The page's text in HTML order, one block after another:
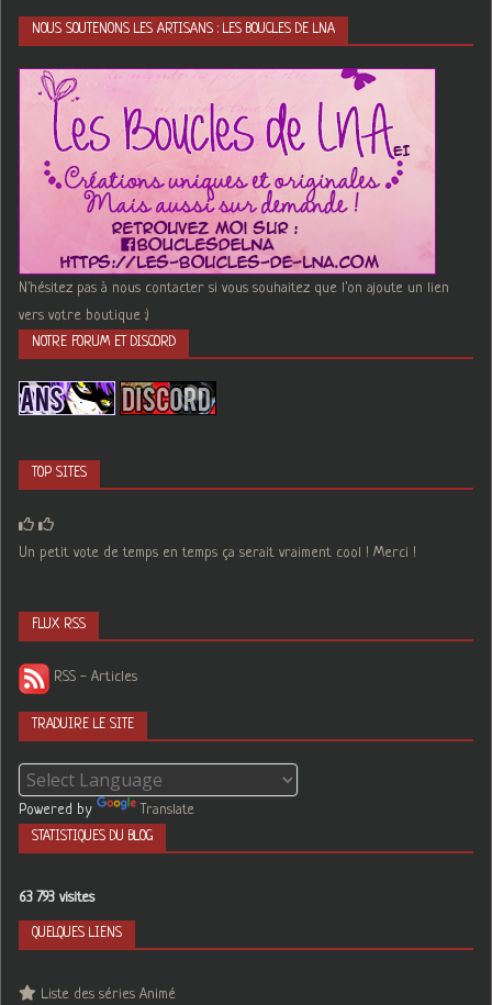
NOUS SOUTENONS LES ARTISANS : LES BOUCLES DE LNA
N'hésitez pas à nous contacter si vous souhaitez que l'on ajoute un lien
vers votre boutique :)
NOTRE FORUM ET DISCORD
TOP SITES
Un petit vote de temps en temps ça serait vraiment cool ! Merci !
FLUX RSS
RSS - Articles
TRADUIRE LE SITE
Powered by Translate
STATISTIQUES DU BLOG
63 793 visites
QUELQUES LIENS
Liste des séries Animé